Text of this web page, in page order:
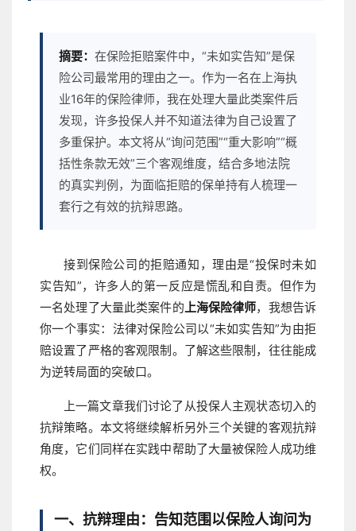
摘要： 在保险拒赔案件中，“未如实告知”是保
险公司最常用的理由之一。作为一名在上海执
业16年的保险律师，我在处理大量此类案件后
发现，许多投保人并不知道法律为自己设置了
多重保护。本文将从“询问范围”“重大影响”“概
括性条款无效”三个客观维度，结合多地法院
的真实判例，为面临拒赔的保单持有人梳理一
套行之有效的抗辩思路。
接到保险公司的拒赔通知，理由是“投保时未如
实告知”，许多人的第一反应是慌乱和自责。但作为
一名处理了大量此类案件的上海保险律师，我想告诉
你一个事实：法律对保险公司以“未如实告知”为由拒
赔设置了严格的客观限制。了解这些限制，往往能成
为逆转局面的突破口。
上一篇文章我们讨论了从投保人主观状态切入的
抗辩策略。本文将继续解析另外三个关键的客观抗辩
角度，它们同样在实践中帮助了大量被保险人成功维
权。
一、抗辩理由：告知范围以保险人询问为